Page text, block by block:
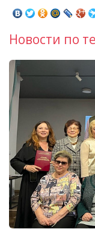
Новости по